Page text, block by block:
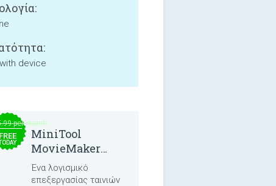
device
per month
FREE
MiniTool
MovieMaker
8.8.0
Ένα λογισμικό
επεξεργασίας ταινιών